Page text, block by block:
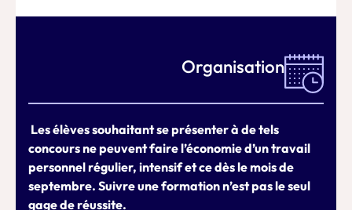
Organisation
Les élèves souhaitant se présenter à de tels
concours ne peuvent faire l’économie d’un travail
personnel régulier, intensif et ce dès le mois de
septembre. Suivre une formation n’est pas le seul
gage de réussite.